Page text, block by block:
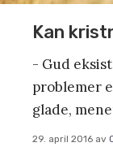
Kan
- Gud
problemer
glade,
29. april 2016 av